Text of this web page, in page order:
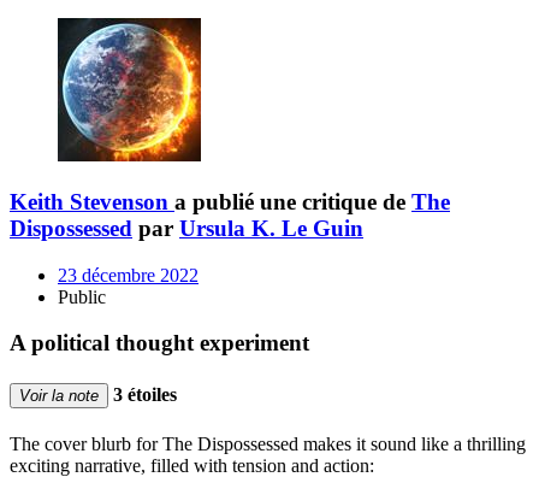
Keith Stevenson a publié une critique de The
Dispossessed par Ursula K. Le Guin
23 décembre 2022
Public
A political thought experiment
Voir la note 3 étoiles
The cover blurb for The Dispossessed makes it sound like a thrilling
exciting narrative, filled with tension and action: